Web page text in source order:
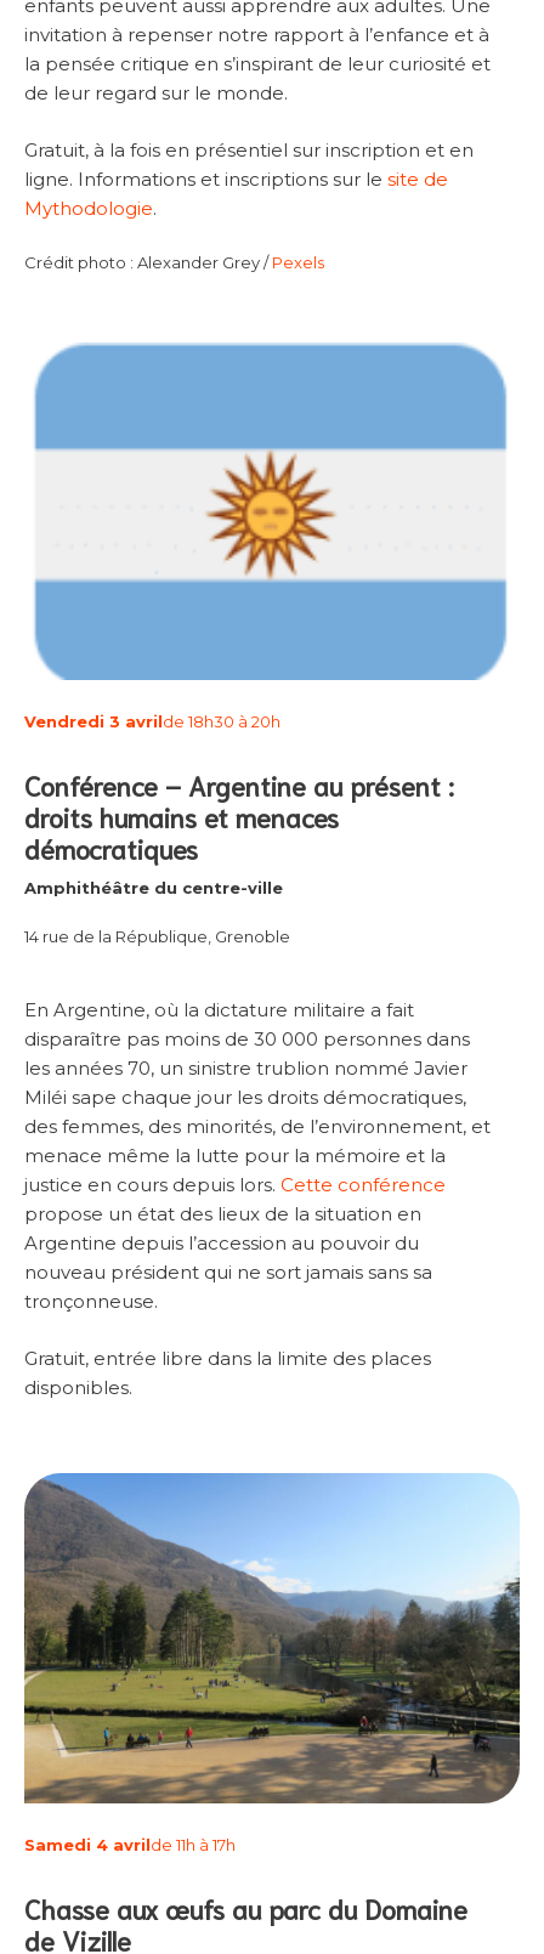
enfants peuvent aussi apprendre aux adultes. Une
invitation à repenser notre rapport à l’enfance et à
la pensée critique en s’inspirant de leur curiosité et
de leur regard sur le monde.
Gratuit, à la fois en présentiel sur inscription et en
ligne. Informations et inscriptions sur le site de
Mythodologie.
Crédit photo : Alexander Grey /Pexels
Vendredi 3 avrilde 18h30 à 20h
Conférence – Argentine au présent :
droits humains et menaces
démocratiques
Amphithéâtre du centre-ville
14 rue de la République, Grenoble
En Argentine, où la dictature militaire a fait
disparaître pas moins de 30 000 personnes dans
les années 70, un sinistre trublion nommé Javier
Miléi sape chaque jour les droits démocratiques,
des femmes, des minorités, de l’environnement, et
menace même la lutte pour la mémoire et la
justice en cours depuis lors. Cette conférence
propose un état des lieux de la situation en
Argentine depuis l’accession au pouvoir du
nouveau président qui ne sort jamais sans sa
tronçonneuse.
Gratuit, entrée libre dans la limite des places
disponibles.
Samedi 4 avrilde 11h à 17h
Chasse aux œufs au parc du Domaine
de Vizille